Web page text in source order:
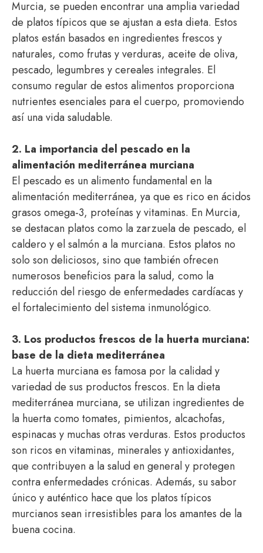
Murcia, se pueden encontrar una amplia variedad
de platos típicos que se ajustan a esta dieta. Estos
platos están basados en ingredientes frescos y
naturales, como frutas y verduras, aceite de oliva,
pescado, legumbres y cereales integrales. El
consumo regular de estos alimentos proporciona
nutrientes esenciales para el cuerpo, promoviendo
así una vida saludable.
2. La importancia del pescado en la
alimentación mediterránea murciana
El pescado es un alimento fundamental en la
alimentación mediterránea, ya que es rico en ácidos
grasos omega-3, proteínas y vitaminas. En Murcia,
se destacan platos como la zarzuela de pescado, el
caldero y el salmón a la murciana. Estos platos no
solo son deliciosos, sino que también ofrecen
numerosos beneficios para la salud, como la
reducción del riesgo de enfermedades cardíacas y
el fortalecimiento del sistema inmunológico.
3. Los productos frescos de la huerta murciana:
base de la dieta mediterránea
La huerta murciana es famosa por la calidad y
variedad de sus productos frescos. En la dieta
mediterránea murciana, se utilizan ingredientes de
la huerta como tomates, pimientos, alcachofas,
espinacas y muchas otras verduras. Estos productos
son ricos en vitaminas, minerales y antioxidantes,
que contribuyen a la salud en general y protegen
contra enfermedades crónicas. Además, su sabor
único y auténtico hace que los platos típicos
murcianos sean irresistibles para los amantes de la
buena cocina.